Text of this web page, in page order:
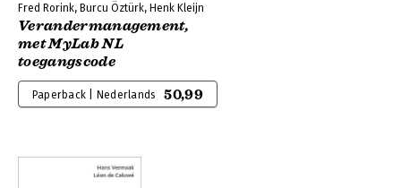
Fred Rorink, Burcu Öztürk, Henk Kleijn
Verandermanagement,
met MyLab NL
toegangscode
Paperback | Nederlands 50,99